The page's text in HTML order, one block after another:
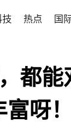
热点 国
都能
呀！